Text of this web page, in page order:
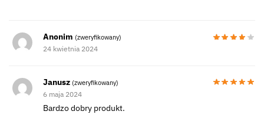
Anonim (zweryfikowany)
24 kwietnia 2024
Janusz (zweryfikowany)
6 maja 2024
Bardzo dobry produkt.